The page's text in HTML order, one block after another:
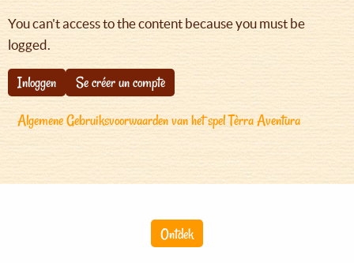
You can't access to the content because you must be
logged.
Inloggen
Se créer un compte
Algemene Gebruiksvoorwaarden van het spel Tèrra Aventura
Ontdek